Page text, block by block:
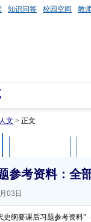
知识问答 校园空间 教
人文 > 正文
参考资料：全
03日
纲要课后习题参考资料”